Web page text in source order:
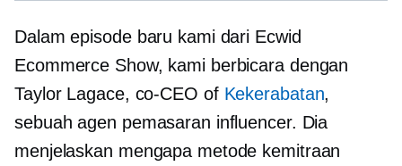
Dalam episode baru kami dari Ecwid
Ecommerce Show, kami berbicara dengan
Taylor Lagace, co-CEO of Kekerabatan,
sebuah agen pemasaran influencer. Dia
menjelaskan mengapa metode kemitraan